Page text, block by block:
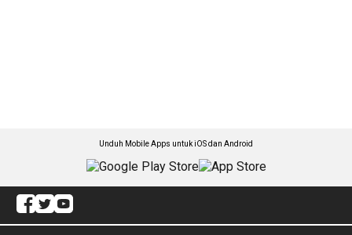
Unduh Mobile Apps untuk iOS dan Android